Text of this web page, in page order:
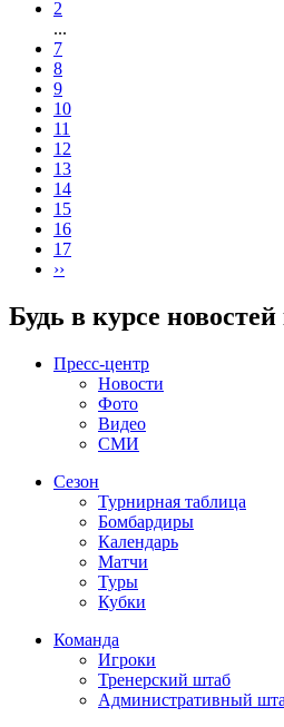
2
...
7
8
9
10
11
12
13
14
15
16
17
››
Будь в курсе новостей
Пресс-центр
Новости
Фото
Видео
СМИ
Сезон
Турнирная таблица
Бомбардиры
Календарь
Матчи
Туры
Кубки
Команда
Игроки
Тренерский штаб
Административный